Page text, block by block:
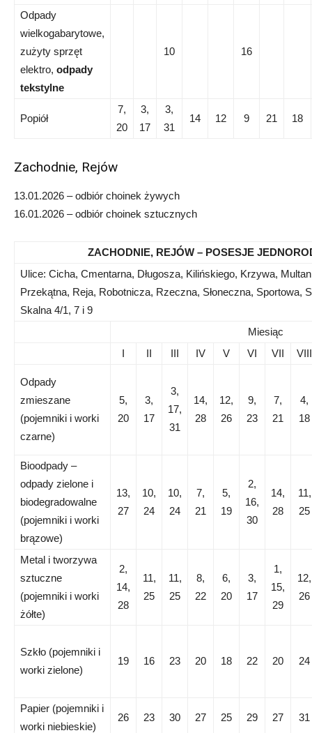
Odpady
wielkogabarytowe,
zużyty sprzęt
elektro, odpady
tekstylne
10 16
Popiół
7,
20
3,
17
3,
31
14 12 9 21 18
Zachodnie, Rejów
13.01.2026 – odbiór choinek żywych
16.01.2026 – odbiór choinek sztucznych
ZACHODNIE, REJÓW – POSESJE
Ulice: Cicha, Cmentarna, Długosza, Kilińskiego, Krzywa,
Przekątna, Reja, Robotnicza, Rzeczna, Słoneczna, Sportowa,
Skalna 4/1, 7 i 9
Miesiąc
I
II III IV V VI VII VIII
Odpady
zmieszane
(pojemniki i worki
czarne)
5,
20
3,
17
3,
17,
31
14,
28
12,
26
9,
23
7,
21
4,
18
Bioodpady –
odpady zielone i
biodegradowalne
(pojemniki i worki
brązowe)
13,
27
10,
24
10,
24
7,
21
5,
19
2,
16,
30
14,
28
11,
25
Metal i tworzywa
sztuczne
(pojemniki i worki
żółte)
2,
14,
28
11,
25
11,
25
8,
22
6,
20
3,
17
1,
15,
29
12,
26
Szkło (pojemniki i
worki zielone)
19 16 23 20 18 22 20 24
Papier (pojemniki i
worki niebieskie)
26 23 30 27 25 29 27 31